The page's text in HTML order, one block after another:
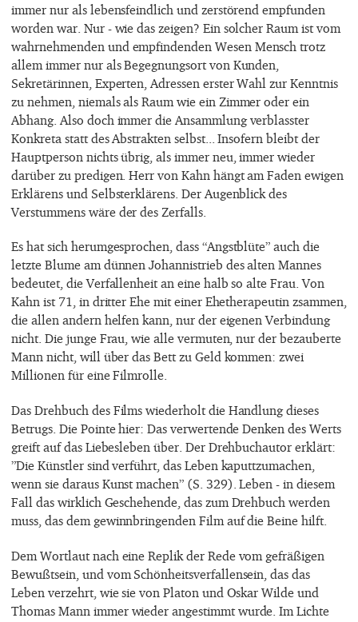
immer nur als lebensfeindlich und zerstörend empfunden
worden war. Nur - wie das zeigen? Ein solcher Raum ist vom
wahrnehmenden und empfindenden Wesen Mensch trotz
allem immer nur als Begegnungsort von Kunden,
Sekretärinnen, Experten, Adressen erster Wahl zur Kenntnis
zu nehmen, niemals als Raum wie ein Zimmer oder ein
Abhang. Also doch immer die Ansammlung verblasster
Konkreta statt des Abstrakten selbst... Insofern bleibt der
Hauptperson nichts übrig, als immer neu, immer wieder
darüber zu predigen. Herr von Kahn hängt am Faden ewigen
Erklärens und Selbsterklärens. Der Augenblick des
Verstummens wäre der des Zerfalls.
Es hat sich herumgesprochen, dass “Angstblüte” auch die
letzte Blume am dünnen Johannistrieb des alten Mannes
bedeutet, die Verfallenheit an eine halb so alte Frau. Von
Kahn ist 71, in dritter Ehe mit einer Ehetherapeutin zsammen,
die allen andern helfen kann, nur der eigenen Verbindung
nicht. Die junge Frau, wie alle vermuten, nur der bezauberte
Mann nicht, will über das Bett zu Geld kommen: zwei
Millionen für eine Filmrolle.
Das Drehbuch des Films wiederholt die Handlung dieses
Betrugs. Die Pointe hier: Das verwertende Denken des Werts
greift auf das Liebesleben über. Der Drehbuchautor erklärt:
”Die Künstler sind verführt, das Leben kaputtzumachen,
wenn sie daraus Kunst machen” (S. 329). Leben - in diesem
Fall das wirklich Geschehende, das zum Drehbuch werden
muss, das dem gewinnbringenden Film auf die Beine hilft.
Dem Wortlaut nach eine Replik der Rede vom gefräßigen
Bewußtsein, und vom Schönheitsverfallensein, das das
Leben verzehrt, wie sie von Platon und Oskar Wilde und
Thomas Mann immer wieder angestimmt wurde. Im Lichte